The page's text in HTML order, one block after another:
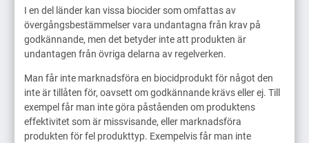
I en del länder kan vissa biocider som omfattas av
övergångsbestämmelser vara undantagna från krav på
godkännande, men det betyder inte att produkten är
undantagen från övriga delarna av regelverken.
Man får inte marknadsföra en biocidprodukt för något den
inte är tillåten för, oavsett om godkännande krävs eller ej. Till
exempel får man inte göra påståenden om produktens
effektivitet som är missvisande, eller marknadsföra
produkten för fel produkttyp. Exempelvis får man inte